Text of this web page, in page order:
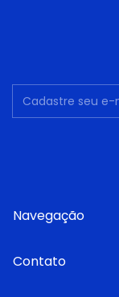
Navegação
Contato